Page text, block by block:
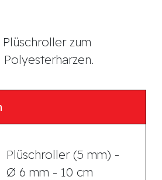
zum
Plüschroller (5 mm) -
Ø 6 mm - 10 cm